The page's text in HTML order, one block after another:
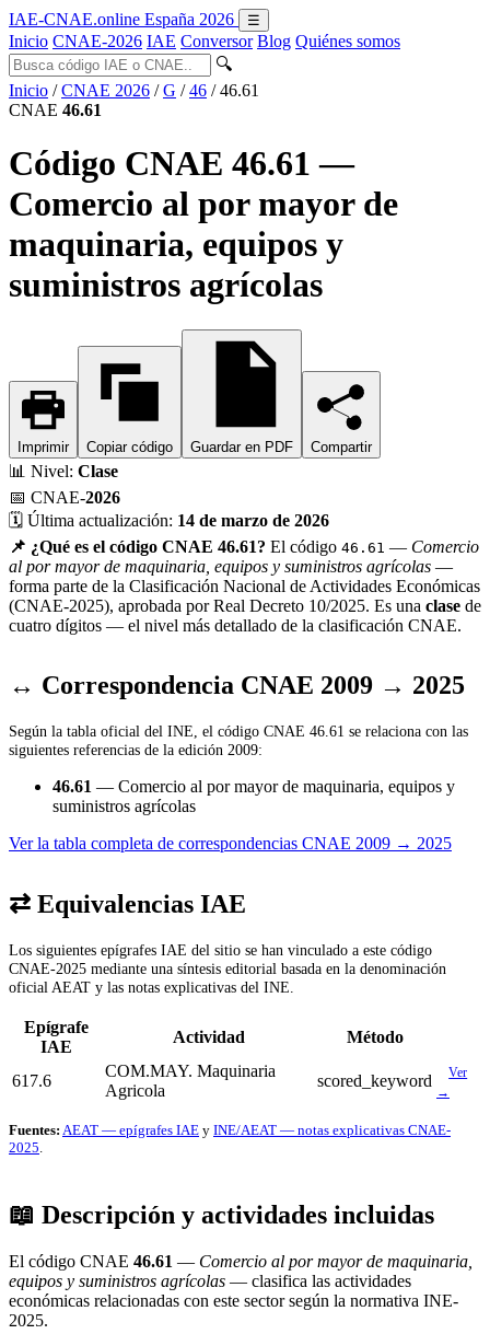
IAE-CNAE.online España 2026 ☰
Inicio CNAE-2026 IAE Conversor Blog Quiénes somos
🔍
Inicio / CNAE 2026 / G / 46 / 46.61
CNAE 46.61
Código CNAE 46.61 —
Comercio al por mayor de
maquinaria, equipos y
suministros agrícolas
Imprimir Copiar código Guardar en PDF Compartir
📊 Nivel: Clase
📅 CNAE-2026
🗓️ Última actualización: 14 de marzo de 2026
📌 ¿Qué es el código CNAE 46.61? El código 46.61 — Comercio
al por mayor de maquinaria, equipos y suministros agrícolas —
forma parte de la Clasificación Nacional de Actividades Económicas
(CNAE-2025), aprobada por Real Decreto 10/2025. Es una clase de
cuatro dígitos — el nivel más detallado de la clasificación CNAE.
↔ Correspondencia CNAE 2009 → 2025
Según la tabla oficial del INE, el código CNAE 46.61 se relaciona con las
siguientes referencias de la edición 2009:
46.61 — Comercio al por mayor de maquinaria, equipos y
suministros agrícolas
Ver la tabla completa de correspondencias CNAE 2009 → 2025
⇄ Equivalencias IAE
Los siguientes epígrafes IAE del sitio se han vinculado a este código
CNAE-2025 mediante una síntesis editorial basada en la denominación
oficial AEAT y las notas explicativas del INE.
Epígrafe
IAE
Actividad Método
617.6
COM.MAY. Maquinaria
Agricola
scored_keyword
Ver
→
Fuentes: AEAT — epígrafes IAE y INE/AEAT — notas explicativas CNAE-
2025
📖 Descripción y actividades incluidas
El código CNAE 46.61 — Comercio al por mayor de maquinaria,
equipos y suministros agrícolas — clasifica las actividades
económicas relacionadas con este sector según la normativa INE-
2025.